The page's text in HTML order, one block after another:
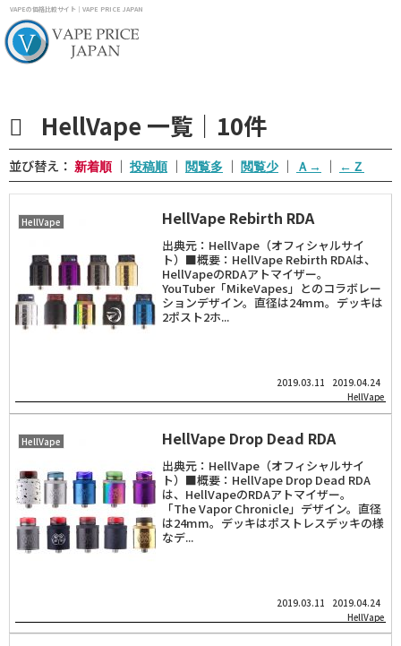
VAPEの価格比較サイト｜VAPE PRICE JAPAN
HellVape 一覧｜10件
並び替え： ｜ ｜ ｜ ｜ ｜
HellVape HellVape Rebirth RDA
出典元：HellVape（オフィシャルサイ
ト）■概要：HellVape Rebirth RDAは、
HellVapeのRDAアトマイザー。
YouTuber「MikeVapes」とのコラボレー
ションデザイン。直径は24mm。デッキは
2ポスト2ホ...
2019.03.11
2019.04.24
HellVape
HellVape HellVape Drop Dead RDA
出典元：HellVape（オフィシャルサイ
ト）■概要：HellVape Drop Dead RDA
は、HellVapeのRDAアトマイザー。
「The Vapor Chronicle」デザイン。直径
は24mm。デッキはポストレスデッキの様
なデ...
2019.03.11
2019.04.24
HellVape